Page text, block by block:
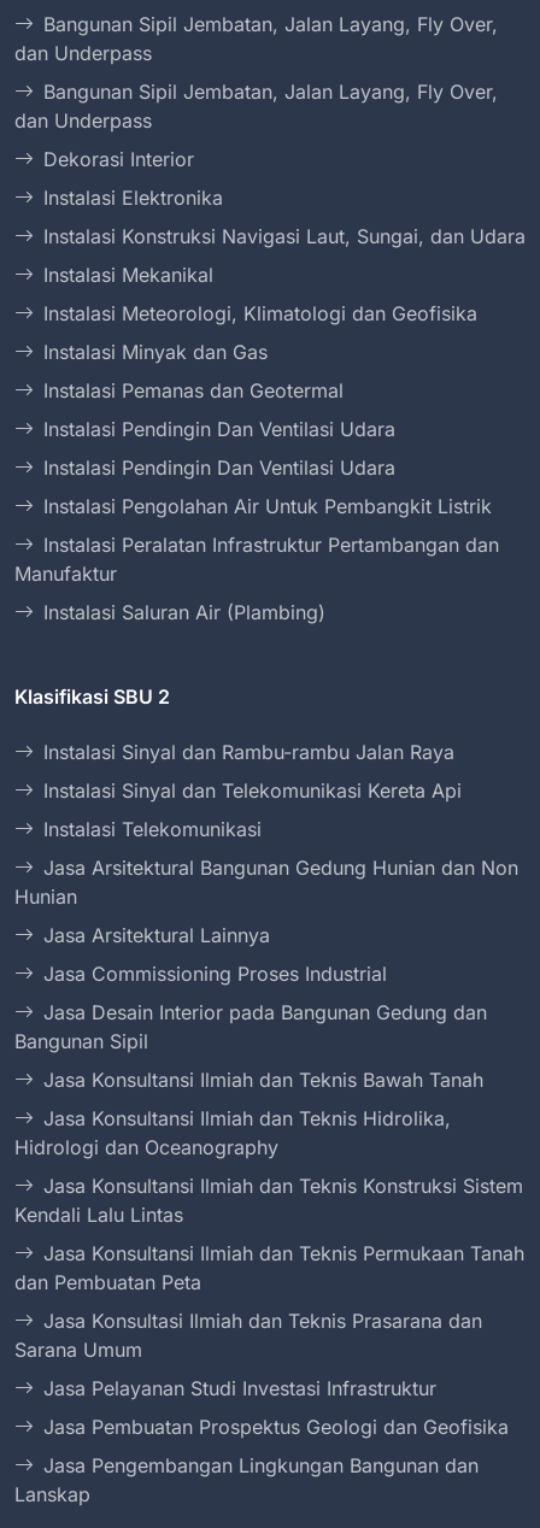
Bangunan Sipil Jembatan, Jalan Layang, Fly Over,
dan Underpass
Bangunan Sipil Jembatan, Jalan Layang, Fly Over,
dan Underpass
Dekorasi Interior
Instalasi Elektronika
Instalasi Konstruksi Navigasi Laut, Sungai, dan Udara
Instalasi Mekanikal
Instalasi Meteorologi, Klimatologi dan Geofisika
Instalasi Minyak dan Gas
Instalasi Pemanas dan Geotermal
Instalasi Pendingin Dan Ventilasi Udara
Instalasi Pendingin Dan Ventilasi Udara
Instalasi Pengolahan Air Untuk Pembangkit Listrik
Instalasi Peralatan Infrastruktur Pertambangan dan
Manufaktur
Instalasi Saluran Air (Plambing)
Klasifikasi SBU 2
Instalasi Sinyal dan Rambu-rambu Jalan Raya
Instalasi Sinyal dan Telekomunikasi Kereta Api
Instalasi Telekomunikasi
Jasa Arsitektural Bangunan Gedung Hunian dan Non
Hunian
Jasa Arsitektural Lainnya
Jasa Commissioning Proses Industrial
Jasa Desain Interior pada Bangunan Gedung dan
Bangunan Sipil
Jasa Konsultansi Ilmiah dan Teknis Bawah Tanah
Jasa Konsultansi Ilmiah dan Teknis Hidrolika,
Hidrologi dan Oceanography
Jasa Konsultansi Ilmiah dan Teknis Konstruksi Sistem
Kendali Lalu Lintas
Jasa Konsultansi Ilmiah dan Teknis Permukaan Tanah
dan Pembuatan Peta
Jasa Konsultasi Ilmiah dan Teknis Prasarana dan
Sarana Umum
Jasa Pelayanan Studi Investasi Infrastruktur
Jasa Pembuatan Prospektus Geologi dan Geofisika
Jasa Pengembangan Lingkungan Bangunan dan
Lanskap